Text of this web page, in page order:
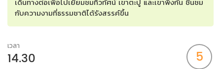
เดินทางต่อเพื่อไปเยี่ยมชมทิวทัศน์ เขาตะปู และเขาพิงกัน ชื่นชม
กับความงามที่ธรรมชาติได้รังสรรค์ขึ้น
เวลา
14.30 5